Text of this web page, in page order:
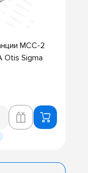
MCC-2
Otis Sigma